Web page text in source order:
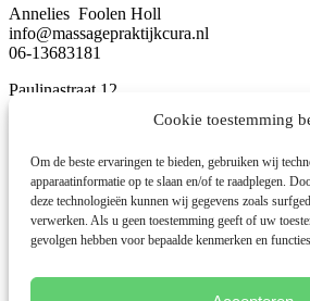
Cookie toestemming
Om de beste ervaringen te bieden, gebruiken wij
apparaatinformatie op te slaan en/of te raadplegen.
deze technologieën kunnen wij gegevens zoals
verwerken. Als u geen toestemming geeft of uw
gevolgen hebben voor bepaalde kenmerken en
Annelies Foolen Holl
info@massagepraktijkcura.nl
06-13683181
Paulinastraat 12
KvK-nr: 53833597
BTW-nr:NL001702431B23
Algemene voorwaarden
Disclaimer
Privacy